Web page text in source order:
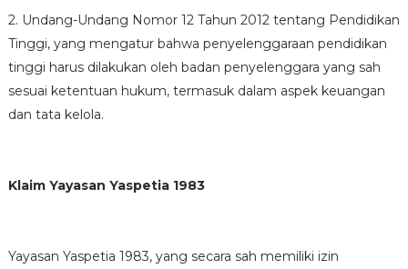
2. Undang-Undang Nomor 12 Tahun 2012 tentang Pendidikan
Tinggi, yang mengatur bahwa penyelenggaraan pendidikan
tinggi harus dilakukan oleh badan penyelenggara yang sah
sesuai ketentuan hukum, termasuk dalam aspek keuangan
dan tata kelola.
Klaim Yayasan Yaspetia 1983
Yayasan Yaspetia 1983, yang secara sah memiliki izin